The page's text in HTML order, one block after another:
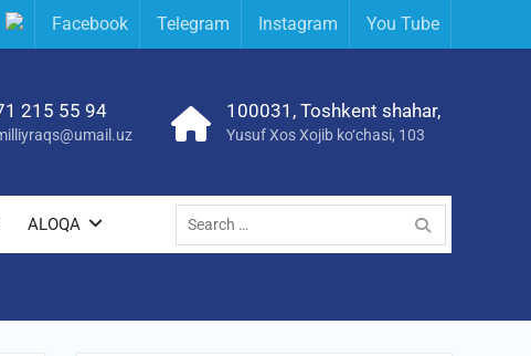
Facebook Telegram Instagram You Tube
215 55 94 100031, Toshkent shahar,
Yusuf Xos Xojib ko‘chasi, 103
ALOQA
Search
for: